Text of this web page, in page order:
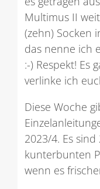
Multimus II
(zehn) Socken
das nenne ich
:-) Respekt! Es
verlinke ich
Diese Woche
2023/4. Es
kunterbunten
wenn es